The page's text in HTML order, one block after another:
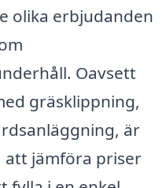
olika erbjudanden
Oavsett
gräsklippning,
är
att jämföra priser